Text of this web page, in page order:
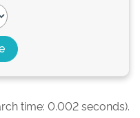
time: 0.002 seconds).